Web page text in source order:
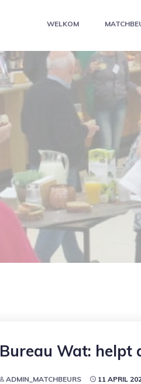
WELKOM
Bureau Wat: helpt
ADMIN_MATCHBEURS 11 APRIL